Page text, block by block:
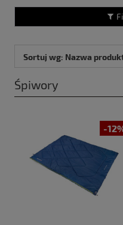
Śpiwory
Sortuj wg: Nazwa
-